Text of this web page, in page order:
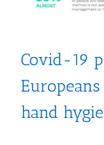
Covid-19
hand